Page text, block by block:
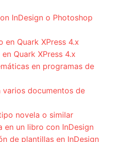
InDesign o Photoshop
en Quark XPress 4.x
Quark XPress 4.x
en programas de
documentos de
novela o similar
en un libro con InDesign
de plantillas en InDesign